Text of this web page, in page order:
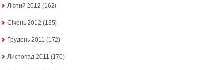
Лютий 2012 (162)
Січень 2012 (135)
Грудень 2011 (172)
Листопад 2011 (170)